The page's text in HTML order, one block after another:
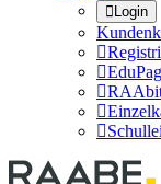
Login




